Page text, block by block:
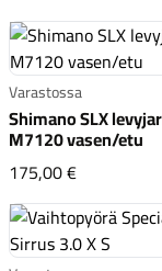
Varastossa
Shimano SLX
M7120 vasen/etu
175,00 €Shimano